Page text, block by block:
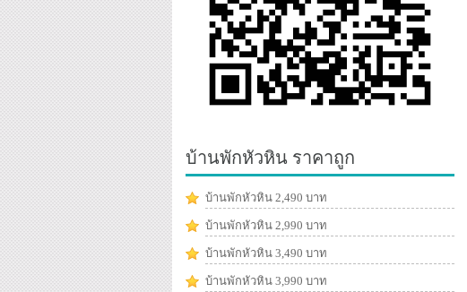
บ้านพักหัวหิน ราคาถูก
บ้านพักหัวหิน 2,490 บาท
บ้านพักหัวหิน 2,990 บาท
บ้านพักหัวหิน 3,490 บาท
บ้านพักหัวหิน 3,990 บาท